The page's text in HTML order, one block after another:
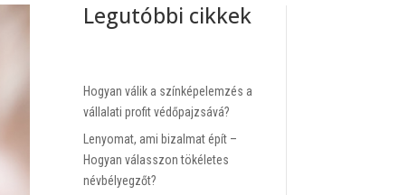
Legutóbbi cikkek
Hogyan válik a színképelemzés a
vállalati profit védőpajzsává?
Lenyomat, ami bizalmat épít –
Hogyan válasszon tökéletes
névbélyegzőt?